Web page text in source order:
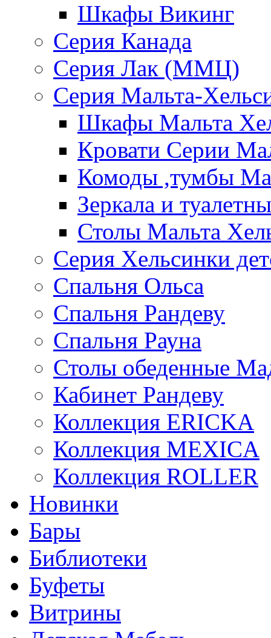
Шкафы Викинг
Серия Канада
Серия Лак (ММЦ)
Серия Мальта-
Шкафы Мальта
Кровати Серии
Комоды ,тумбы
Зеркала и
Столы Мальта
Серия Хельсинки
Спальня Ольса
Спальня Рандеву
Спальня Рауна
Столы обеденные
Кабинет Рандеву
Коллекция ERICKA
Коллекция MEXICA
Коллекция ROLLER
Новинки
Бары
Библиотеки
Буфеты
Витрины